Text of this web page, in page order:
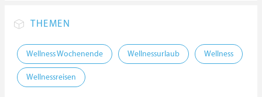
THEMEN
Wellness Wochenende Wellnessurlaub Wellness
Wellnessreisen